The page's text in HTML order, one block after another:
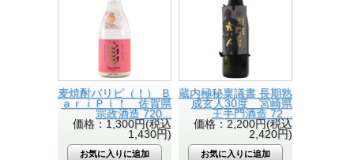
麦焼酎バリピ（！） Ｂ
ａｒｉＰｉ！ 佐賀県
宗政酒造 720...
価格：1,300円(税込
1,430円)
蔵内極秘稟議書 長期熟
成玄人30度 宮崎県
王手門酒造 72...
価格：2,200円(税込
2,420円)